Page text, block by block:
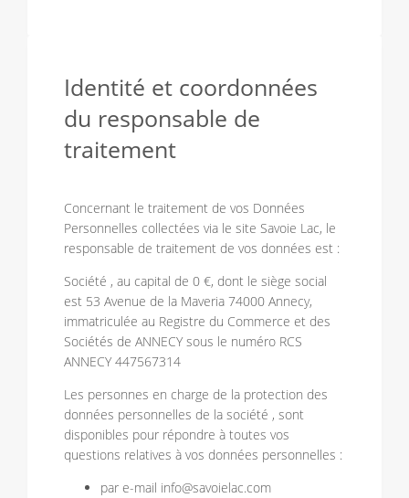
Identité et coordonnées
du responsable de
traitement
Concernant le traitement de vos Données
Personnelles collectées via le site Savoie Lac, le
responsable de traitement de vos données est :
Société , au capital de 0 €, dont le siège social
est 53 Avenue de la Maveria 74000 Annecy,
immatriculée au Registre du Commerce et des
Sociétés de ANNECY sous le numéro RCS
ANNECY 447567314
Les personnes en charge de la protection des
données personnelles de la société , sont
disponibles pour répondre à toutes vos
questions relatives à vos données personnelles :
par e-mail info@savoielac.com